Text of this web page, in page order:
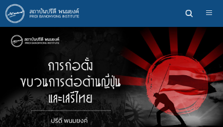
ข้าม
ไป
ยัง
เนื้อหา